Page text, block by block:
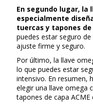
En segundo lugar, la
especialmente
tuercas y tapones de
puedes estar seguro
ajuste firme y seguro.
Por último, la llave
lo que puedes estar
intensivo. En resumen,
elegir una llave omega
tapones de capa ACME